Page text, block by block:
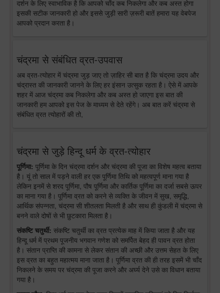
दर्शन के लिए स्वाभाविक है कि आपको चाँद कब निकलेगा और कब अस्त होगा
इसकी सटीक जानकारी हो और इससे जुड़ी सारी ज़रूरी बातें हमारा यह वेबपेज
आपको प्रदान करता है।
चंद्रमा से संबंधित व्रत-उपवास
अब व्रत-त्योहार में चंद्रमा जुड़ जाए तो ज़ाहिर सी बात है कि चंद्रमा उदय और
चंद्रास्त की जानकारी जानने के लिए हर इंसान उत्सुक रहता है। ऐसे में आपके
शहर में आज चंद्रमा कब निकलेगा और कब अस्त हो जाएगा इस बात की
जानकारी हम आपको इस पेज के माध्यम से देते रहेंगे। अब बात करें चंद्रमा से
संबंधित व्रत त्योहारों की तो,
चंद्रमा से जुड़े हिन्दू धर्म के व्रत-त्योहार
पूर्णिमा: पूर्णिमा के दिन चंद्रमा दर्शन और चंद्रमा की पूजा का विशेष महत्व बताया
है। यूं तो साल में पड़ने वाली हर एक पूर्णिमा तिथि को महत्वपूर्ण माना गया है
लेकिन इनमें से शरद पूर्णिमा, पौष पूर्णिमा और कार्तिक पूर्णिमा का दर्जा सबसे ऊपर
का माना गया है। पूर्णिमा व्रत को करने से व्यक्ति के जीवन में सुख, समृद्धि,
आर्थिक संपन्नता, चंद्रमा सी शीतलता मिलती है और साथ ही कुंडली में चंद्रमा से
बनने वाले दोषों से भी छुटकारा मिलता है।
संकष्टि चतुर्थी: संकष्टि चतुर्थी का व्रत प्रत्येक माह में किया जाता है और यह
हिन्दू धर्म में प्रथम पूजनीय भगवान गणेश को समर्पित बेहद ही पावन व्रत होता
है। संतान प्राप्ति की कामना से लेकर संतान की अच्छी और उत्तम सेहत के लिए
इस व्रत का बहुत महात्मय माना जाता है। पूर्णिमा व्रत की ही तरह इसमें भी चाँद
निकलने के समय पर चंद्रमा की पूजा करने और अर्घ्य देने उसे का विधान बताया
गया है।